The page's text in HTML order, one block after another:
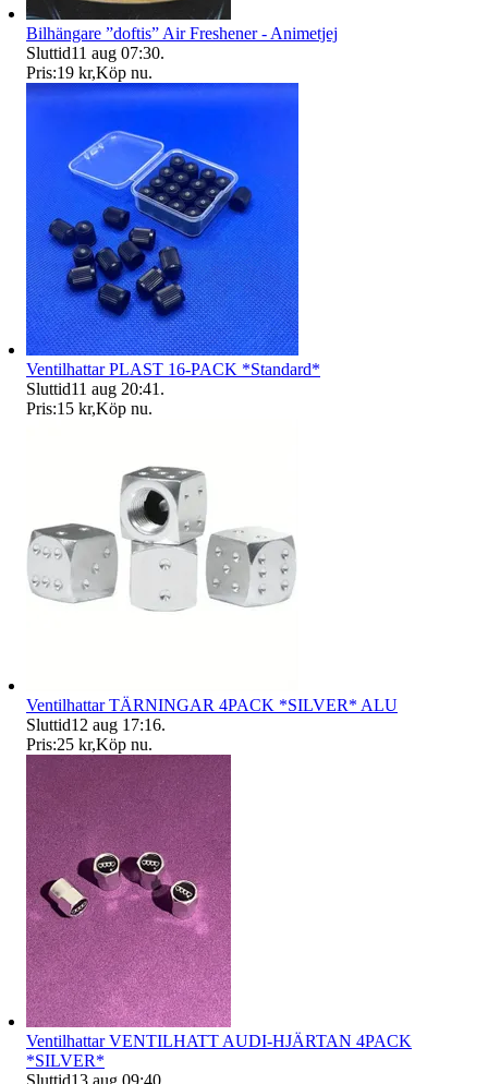
Bilhängare ”doftis” Air Freshener - Animetjej
Sluttid11 aug 07:30.
Pris:19 kr,Köp nu.
Ventilhattar PLAST 16-PACK *Standard*
Sluttid11 aug 20:41 .
Pris:15 kr,Köp nu.
Ventilhattar TÄRNINGAR 4PACK *SILVER* ALU
Sluttid12 aug 17:16.
Pris:25 kr,Köp nu.
Ventilhattar VENTILHATT AUDI-HJÄRTAN 4PACK
*SILVER*
Sluttid13 aug 09:40